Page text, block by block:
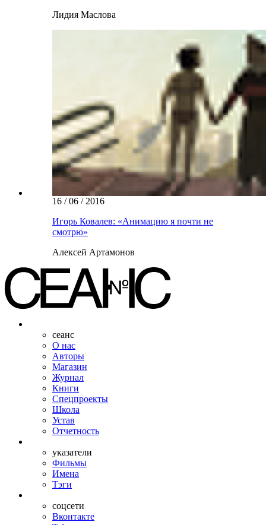
Лидия Маслова
16 / 06 / 2016
Игорь Ковалев: «Анимацию я почти не
смотрю»
Алексей Артамонов
сеанс
О нас
Авторы
Магазин
Журнал
Книги
Спецпроекты
Школа
Устав
Отчетность
указатели
Фильмы
Имена
Тэги
соцсети
Вконтакте